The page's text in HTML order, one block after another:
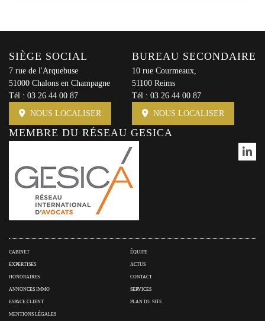
SIÈGE SOCIAL
7 rue de l'Arquebuse
51000 Chalons en Champagne
Tél : 03 26 44 00 87
NOUS LOCALISER
BUREAU SECONDAIRE
10 rue Courmeaux,
51100 Reims
Tél : 03 26 44 00 87
NOUS LOCALISER
MEMBRE DU RÉSEAU GESICA
CABINET ÉQUIPE
EXPERTISES ACTUS
HONORAIRES CONTACT
ANNONCES IMMO SERVICES
ESPACE CLIENT PLAN DU SITE
MENTIONS LÉGALES